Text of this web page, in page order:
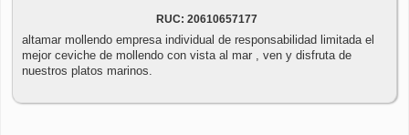
RUC: 20610657177
altamar mollendo empresa individual de responsabilidad limitada el
mejor ceviche de mollendo con vista al mar , ven y disfruta de
nuestros platos marinos.